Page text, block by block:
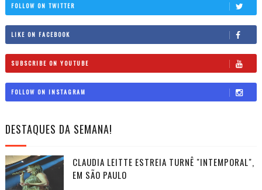
FOLLOW ON TWITTER
LIKE ON FACEBOOK
SUBSCRIBE ON YOUTUBE
FOLLOW ON INSTAGRAM
DESTAQUES DA SEMANA!
CLAUDIA LEITTE ESTREIA TURNÊ "INTEMPORAL",
EM SÃO PAULO